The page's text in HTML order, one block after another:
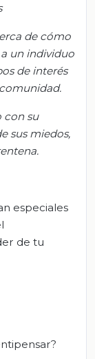
de cómo
un individuo
de interés
.
con su
sus miedos,
.
especiales
de tu